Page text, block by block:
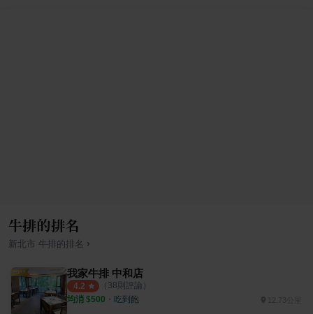
牛排的排名
新北市 牛排 的排名 ›
我家牛排 中和店
4.2 （ 38則評論）
均消 $500 ・ 吃到飽